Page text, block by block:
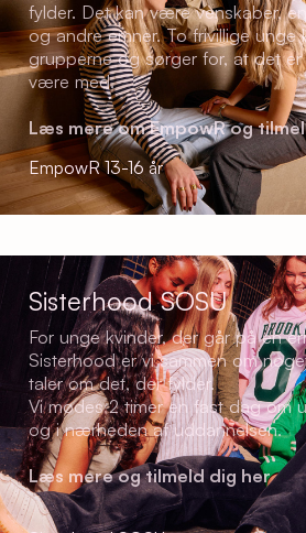
fylder. Det kan være venskaber,
og andre emner. To frivillige unge
grupperne og sørger for, at det
være med.
Læs mere om EmpowR og
EmpowR 13-16 år
Sisterhood SOSU
For unge kvinder, der går på en
Sisterhood er vi sammen om
taler om det, der fylder.
Vi mødes 2 timer en fast dag om
og i nærheden af uddannelsen.
Læs mere og tilmeld dig her